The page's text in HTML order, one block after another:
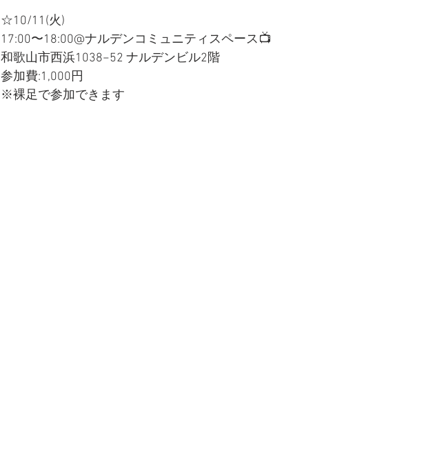
☆10/11(火)
17:00〜18:00@ナルデンコミュニティスペース📺
和歌山市西浜1038−52 ナルデンビル2階
参加費:1,000円
※裸足で参加できます